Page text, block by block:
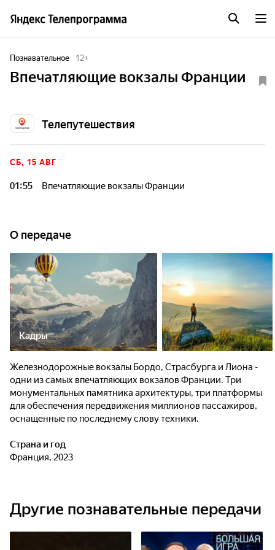
Познавательное 12+
Впечатляющие вокзалы Франции
Телепутешествия
СБ, 15 АВГ
01:55 Впечатляющие вокзалы Франции
О передаче
Кадры
Железнодорожные вокзалы Бордо, Страсбурга и Лиона -
одни из самых впечатляющих вокзалов Франции. Три
монументальных памятника архитектуры, три платформы
для обеспечения передвижения миллионов пассажиров,
оснащенные по последнему слову техники.
Страна и год
Франция, 2023
Другие познавательные передачи